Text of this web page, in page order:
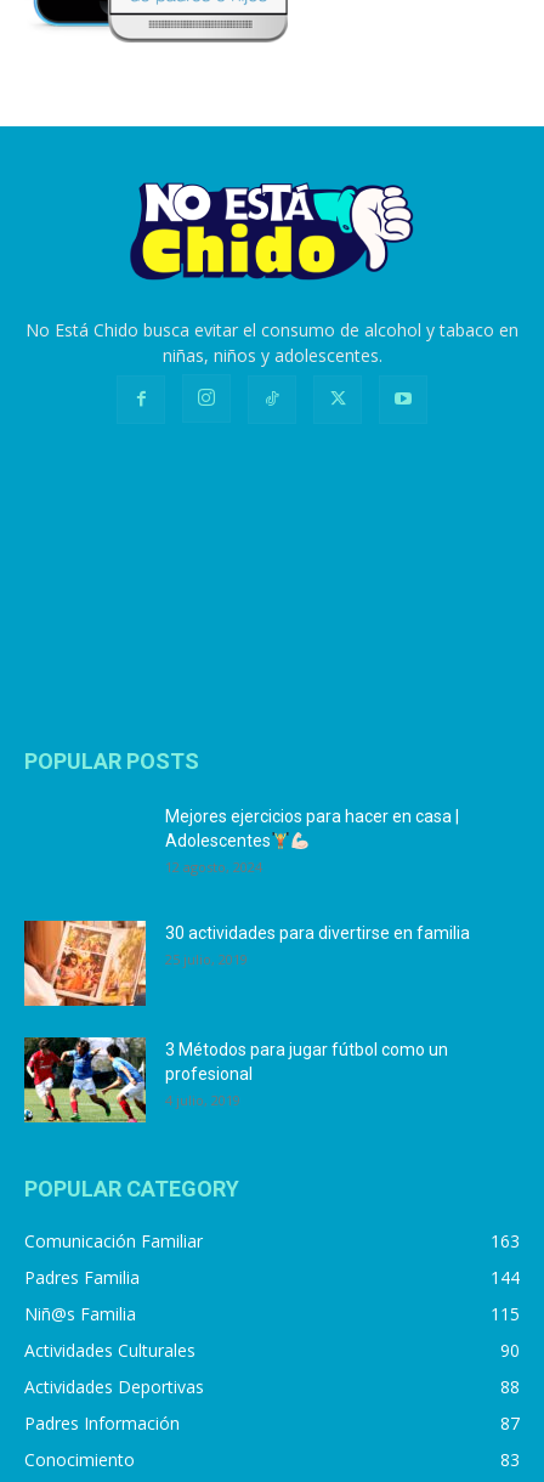
No Está Chido busca evitar el consumo de alcohol y tabaco en
niñas, niños y adolescentes.
POPULAR POSTS
Mejores ejercicios para hacer en casa |
Adolescentes
12 agosto, 2024
30 actividades para divertirse en familia
25 julio, 2019
3 Métodos para jugar fútbol como un
profesional
4 julio, 2019
POPULAR CATEGORY
Comunicación Familiar
163
Padres Familia
144
Niñ@s Familia
115
Actividades Culturales
90
Actividades Deportivas
88
Padres Información
87
Conocimiento
83